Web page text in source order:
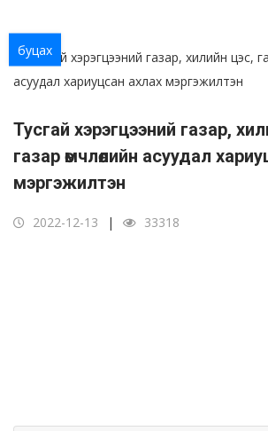
буцах
Тусгай хэрэгцээний газар,
газар өмчлөлийн асуудал
мэргэжилтэн
2022-12-13 33318